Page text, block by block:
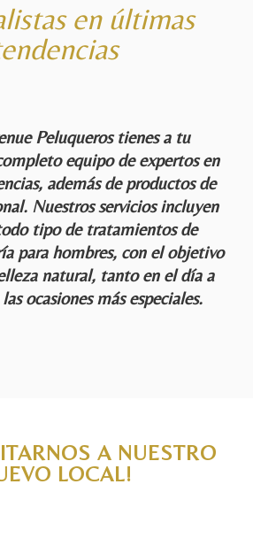
en últimas
Peluquerostienes a tu
equipo de expertos en
además de productos de
Nuestros servicios incluyen
tipo de tratamientos de
para hombres, con el objetivo
natural, tanto en el día a
ocasiones más especiales.
A NUESTRO
LOCAL!